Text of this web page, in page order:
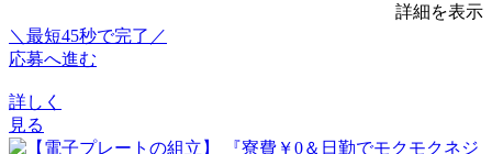
詳細を表示
＼最短45秒で完了／
応募へ進む
詳しく
見る